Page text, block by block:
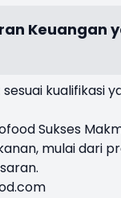
Keuangan
kualifikasi
Sukses
mulai dari